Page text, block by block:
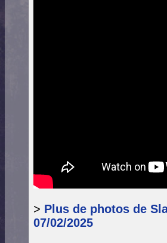
> Plus de photos de
07/02/2025